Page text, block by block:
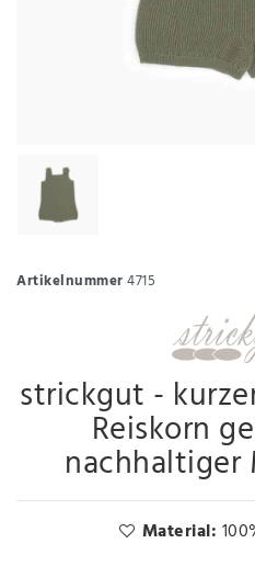
Artikelnummer4715
strickgut -
Reiskorn
Material: